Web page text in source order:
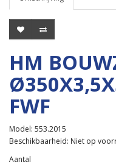
HM
FWF
Model: 553.2015
Beschikbaarheid: Niet op
Aantal